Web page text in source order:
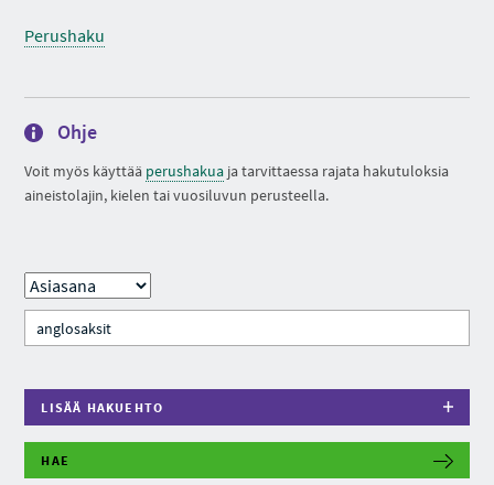
Perushaku
Ohje
Voit myös käyttää perushakua ja tarvittaessa rajata hakutuloksia
aineistolajin, kielen tai vuosiluvun perusteella.
LISÄÄ HAKUEHTO
HAE
R